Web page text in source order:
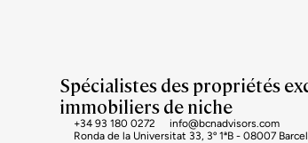
Spécialistes des propriétés
immobiliers de niche
+34 93 180 0272
info@bcnadvisors.com
Ronda de la Universitat 33, 3º 1ªB - 08007